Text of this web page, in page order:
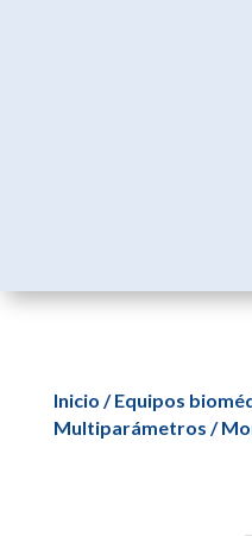
Inicio /Equipos
Multiparámetros /